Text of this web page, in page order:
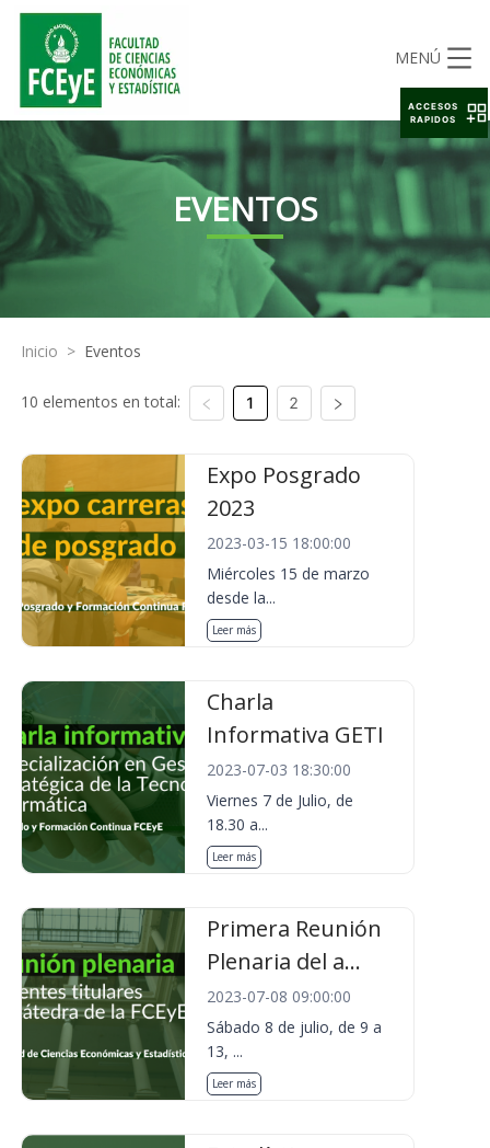
MENÚ
EVENTOS
Inicio > Eventos
10 elementos en total: 1 2
Expo Posgrado
2023
2023-03-15 18:00:00
Miércoles 15 de marzo
desde la...
Leer más
Charla
Informativa GETI
2023-07-03 18:30:00
Viernes 7 de Julio, de
18.30 a...
Leer más
Primera Reunión
Plenaria del a...
2023-07-08 09:00:00
Sábado 8 de julio, de 9 a
13, ...
Leer más
ACCESOS
RAPIDOS